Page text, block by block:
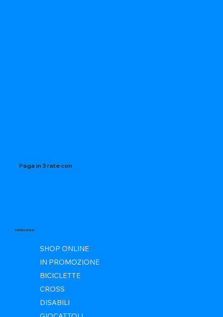
Paga in 3 rate con
CATALOGO
SHOP ONLINE
IN PROMOZIONE
BICICLETTE
CROSS
DISABILI